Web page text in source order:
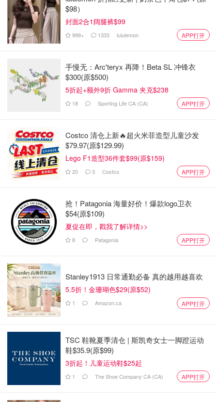
这个花式冰淇淋🍦没有特别难摆盘， 就是在冰淇淋🍦上放
一点水果， 用一支巧克力棒和一片 mint 叶子🍃就搞定了，
你要不要在家做做看呀……？
$98）
封面2合1阔腿裤$99
999+ 1333 lululemon APP打开
手慢无：Arc'teryx 再降！Beta SL 冲锋衣
$300(原$500)
5折起+额外9折 Gamma 夹克$238
18 Sporting Life CA (CA) APP打开
Costco 清仓上新🔥超火米菲造型儿童沙发
$79.97(原$129.99)
Lego F1造型36件套$99(原$159)
20 3 Costco APP打开
抢！Patagonia 海量好价！爆款logo卫衣
$54(原$109)
夏促在即，戳我了解详情>>
8 Patagonia APP打开
Stanley1913 日常通勤必备 真的越用越喜欢
5.5折！金珊瑚色$29(原$52)
1 Amazon.ca APP打开
TSC 鞋靴夏季清仓 | 斯凯奇女士一脚蹬运动
鞋$35.9(原$99)
3折起！儿童运动鞋$25起
1 The Shoe Company CA (CA) APP打开